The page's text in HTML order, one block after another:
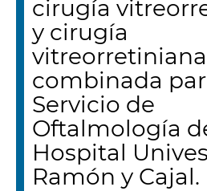
cirugía
y cirugía
vitreorretiniana
combinada
Servicio de
Oftalmología
Hospital
Ramón y Cajal.